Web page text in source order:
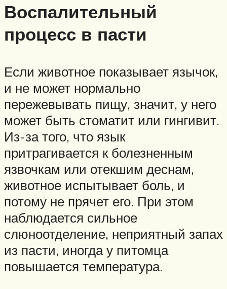
Воспалительный
процесс в пасти
Если животное показывает язычок,
и не может нормально
пережевывать пищу, значит, у него
может быть стоматит или гингивит.
Из-за того, что язык
притрагивается к болезненным
язвочкам или отекшим деснам,
животное испытывает боль, и
потому не прячет его. При этом
наблюдается сильное
слюноотделение, неприятный запах
из пасти, иногда у питомца
повышается температура.